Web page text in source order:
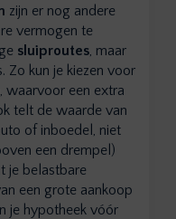
zijn er nog andere
vermogen te
sluiproutes, maar
Zo kun je kiezen voor
waarvoor een extra
telt de waarde van
of inboedel, niet
een drempel)
je belastbare
een grote aankoop
je hypotheek vóór